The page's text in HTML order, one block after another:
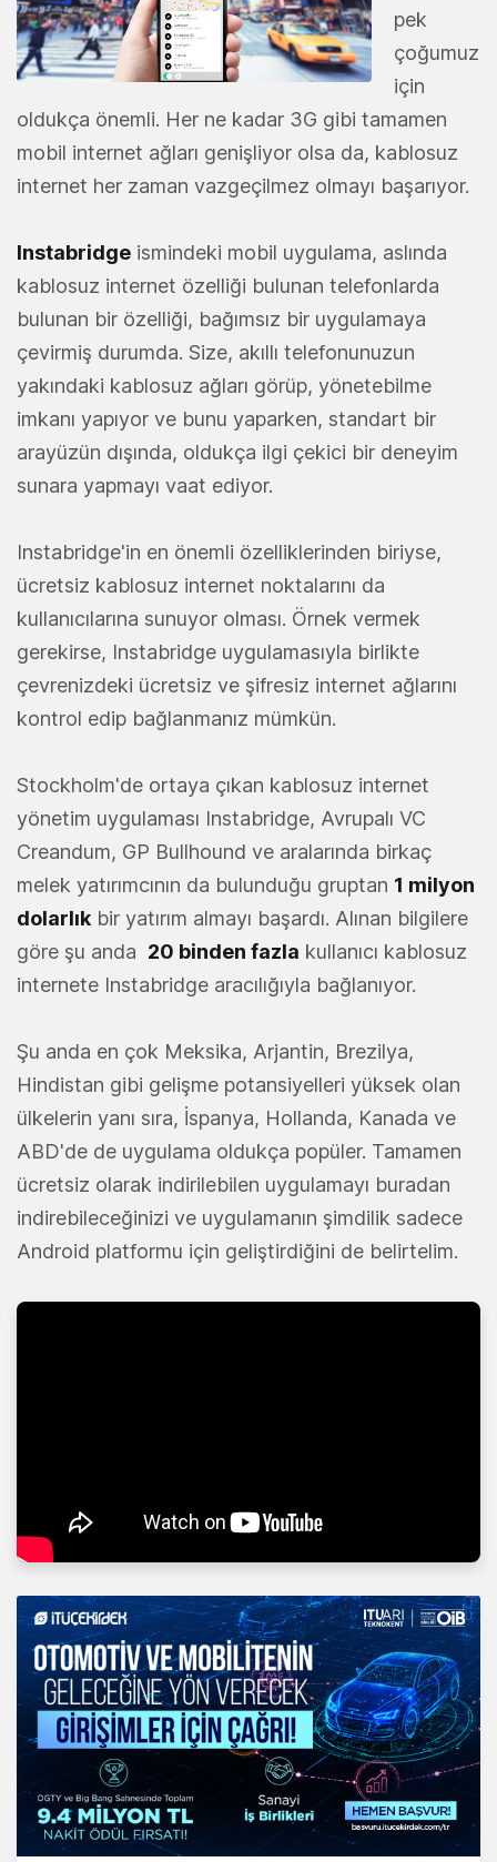
pek
çoğumuz
için
oldukça önemli. Her ne kadar 3G gibi tamamen
mobil internet ağları genişliyor olsa da, kablosuz
internet her zaman vazgeçilmez olmayı başarıyor.
Instabridge ismindeki mobil uygulama, aslında
kablosuz internet özelliği bulunan telefonlarda
bulunan bir özelliği, bağımsız bir uygulamaya
çevirmiş durumda. Size, akıllı telefonunuzun
yakındaki kablosuz ağları görüp, yönetebilme
imkanı yapıyor ve bunu yaparken, standart bir
arayüzün dışında, oldukça ilgi çekici bir deneyim
sunara yapmayı vaat ediyor.
Instabridge'in en önemli özelliklerinden biriyse,
ücretsiz kablosuz internet noktalarını da
kullanıcılarına sunuyor olması. Örnek vermek
gerekirse, Instabridge uygulamasıyla birlikte
çevrenizdeki ücretsiz ve şifresiz internet ağlarını
kontrol edip bağlanmanız mümkün.
Stockholm'de ortaya çıkan kablosuz internet
yönetim uygulaması Instabridge, Avrupalı VC
Creandum, GP Bullhound ve aralarında birkaç
melek yatırımcının da bulunduğu gruptan 1 milyon
dolarlık bir yatırım almayı başardı. Alınan bilgilere
göre şu anda 20 binden fazla kullanıcı kablosuz
internete Instabridge aracılığıyla bağlanıyor.
Şu anda en çok Meksika, Arjantin, Brezilya,
Hindistan gibi gelişme potansiyelleri yüksek olan
ülkelerin yanı sıra, İspanya, Hollanda, Kanada ve
ABD'de de uygulama oldukça popüler. Tamamen
ücretsiz olarak indirilebilen uygulamayı buradan
indirebileceğinizi ve uygulamanın şimdilik sadece
Android platformu için geliştirdiğini de belirtelim.